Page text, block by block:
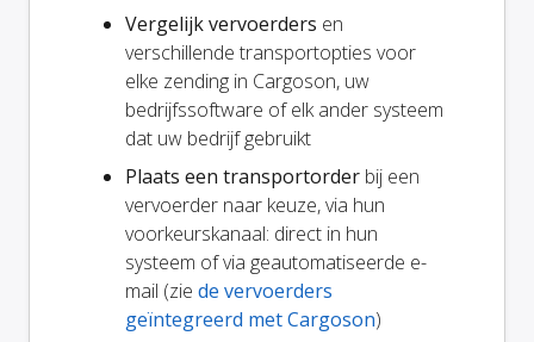
Vergelijk vervoerders en
verschillende transportopties voor
elke zending in Cargoson, uw
bedrijfssoftware of elk ander systeem
dat uw bedrijf gebruikt
Plaats een transportorder bij een
vervoerder naar keuze, via hun
voorkeurskanaal: direct in hun
systeem of via geautomatiseerde e-
mail (zie de vervoerders
geïntegreerd met Cargoson)